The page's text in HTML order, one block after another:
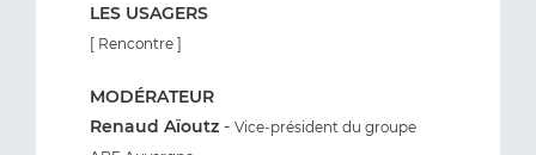
LES USAGERS
[ Rencontre ]
MODÉRATEUR
Renaud Aïoutz - Vice-président du groupe